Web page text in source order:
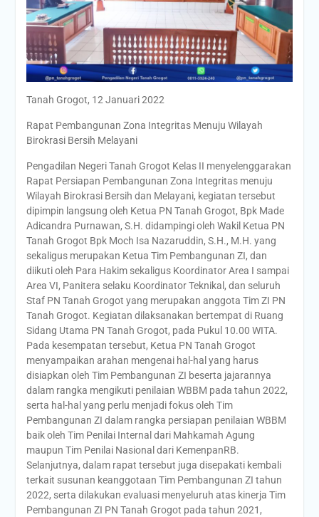
Tanah Grogot, 12 Januari 2022
Rapat Pembangunan Zona Integritas Menuju Wilayah
Birokrasi Bersih Melayani
Pengadilan Negeri Tanah Grogot Kelas II menyelenggarakan
Rapat Persiapan Pembangunan Zona Integritas menuju
Wilayah Birokrasi Bersih dan Melayani, kegiatan tersebut
dipimpin langsung oleh Ketua PN Tanah Grogot, Bpk Made
Adicandra Purnawan, S.H. didampingi oleh Wakil Ketua PN
Tanah Grogot Bpk Moch Isa Nazaruddin, S.H., M.H. yang
sekaligus merupakan Ketua Tim Pembangunan ZI, dan
diikuti oleh Para Hakim sekaligus Koordinator Area I sampai
Area VI, Panitera selaku Koordinator Teknikal, dan seluruh
Staf PN Tanah Grogot yang merupakan anggota Tim ZI PN
Tanah Grogot. Kegiatan dilaksanakan bertempat di Ruang
Sidang Utama PN Tanah Grogot, pada Pukul 10.00 WITA.
Pada kesempatan tersebut, Ketua PN Tanah Grogot
menyampaikan arahan mengenai hal-hal yang harus
disiapkan oleh Tim Pembangunan ZI beserta jajarannya
dalam rangka mengikuti penilaian WBBM pada tahun 2022,
serta hal-hal yang perlu menjadi fokus oleh Tim
Pembangunan ZI dalam rangka persiapan penilaian WBBM
baik oleh Tim Penilai Internal dari Mahkamah Agung
maupun Tim Penilai Nasional dari KemenpanRB.
Selanjutnya, dalam rapat tersebut juga disepakati kembali
terkait susunan keanggotaan Tim Pembangunan ZI tahun
2022, serta dilakukan evaluasi menyeluruh atas kinerja Tim
Pembangunan ZI PN Tanah Grogot pada tahun 2021,